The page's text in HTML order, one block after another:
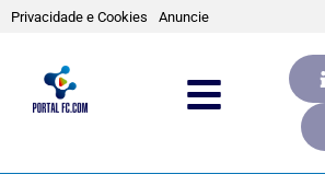
Privacidade e Cookies Anuncie